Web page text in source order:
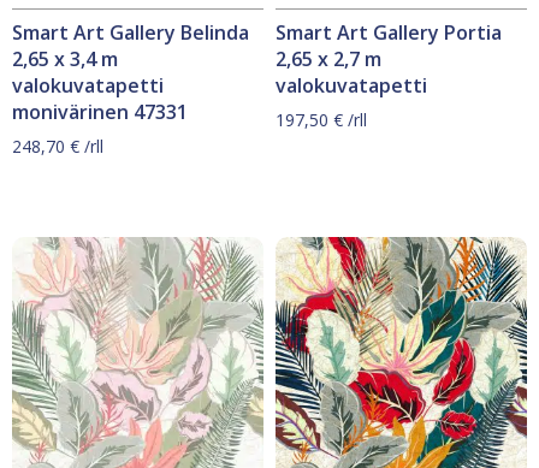
Smart Art Gallery Belinda
2,65 x 3,4 m
valokuvatapetti
monivärinen 47331
248,70 € /rll
Smart Art Gallery Portia
2,65 x 2,7 m
valokuvatapetti
197,50 € /rll